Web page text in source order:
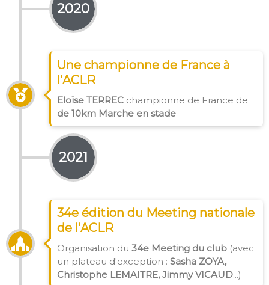
2020
Une championne de France à
l'ACLR
Eloïse TERREC championne de France de
de 10km Marche en stade
2021
34e édition du Meeting nationale
de l'ACLR
Organisation du34e Meeting du club (avec
un plateau d'exception :Sasha ZOYA,
Christophe LEMAITRE, Jimmy VICAUD...)